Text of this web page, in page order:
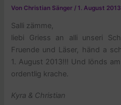
Von Christian Sänger / 1. August 2013
Salli zämme,
liebi Griess an alli unseri
Fruende und Läser, händ a
1. August 2013!!! Und lönds
ordentlig krache.
Kyra & Christian